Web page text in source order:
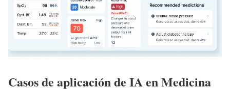
Casos de aplicación de IA en Medicina